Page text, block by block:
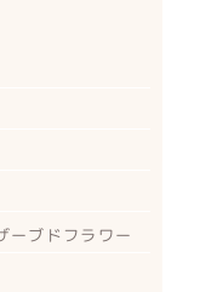
ーブドフラワー